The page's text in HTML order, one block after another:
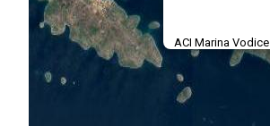
ACI Marina Vodice